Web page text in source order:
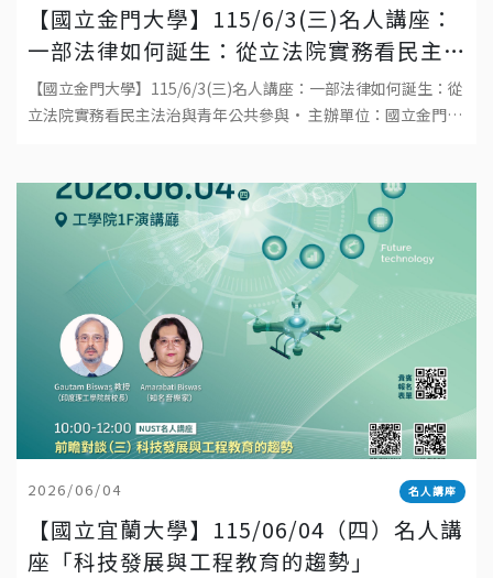
【國立金門大學】115/6/3(三)名人講座：
一部法律如何誕生：從立法院實務看民主
法治與青年公共參與
【國立金門大學】115/6/3(三)名人講座：一部法律如何誕生：從
立法院實務看民主法治與青年公共參與• 主辦單位：國立金門大
2026/06/04 名人講座
【國立宜蘭大學】115/06/04（四）名人講
座「科技發展與工程教育的趨勢」